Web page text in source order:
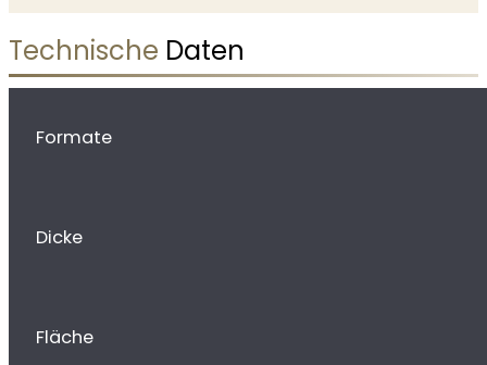
Technische Daten
Formate
Dicke
Fläche